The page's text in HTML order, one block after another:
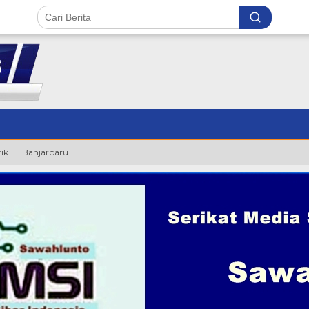
Banjarbaru